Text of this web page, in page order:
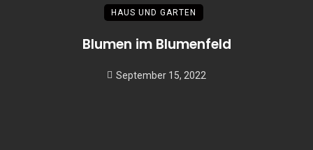
HAUS UND GARTEN
Blumen im Blumenfeld
September 15, 2022